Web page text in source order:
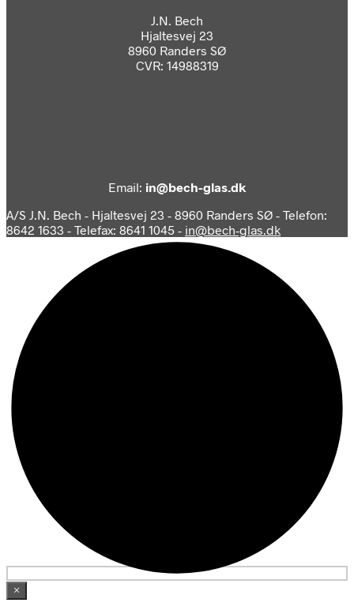
J.N. Bech
Hjaltesvej 23
8960 Randers SØ
CVR: 14988319
Email: in@bech-glas.dk
A/S J.N. Bech - Hjaltesvej 23 - 8960 Randers SØ - Telefon:
8642 1633 - Telefax: 8641 1045 - in@bech-glas.dk
×